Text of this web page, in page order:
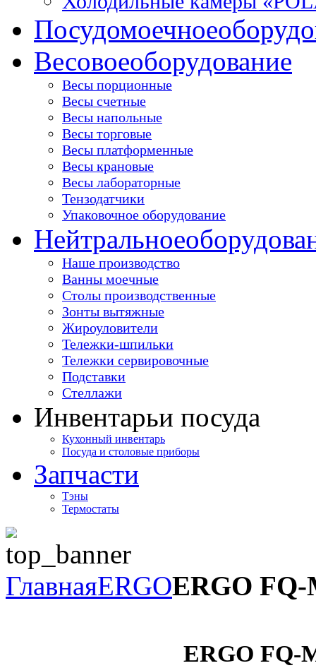
Посудомоечное
Весовоеоборудование
Весы порционные
Весы счетные
Весы напольные
Весы торговые
Весы платформенные
Весы крановые
Весы лабораторные
Тензодатчики
Упаковочное оборудование
Нейтральное
Наше производство
Ванны моечные
Столы производственные
Зонты вытяжные
Жироуловители
Тележки-шпильки
Тележки сервировочные
Подставки
Стеллажи
Инвентарьи посуда
Кухонный инвентарь
Посуда и столовые приборы
Запчасти
Тэны
Термостаты
ГлавнаяERGOERGO FQ-
ERGO FQ-